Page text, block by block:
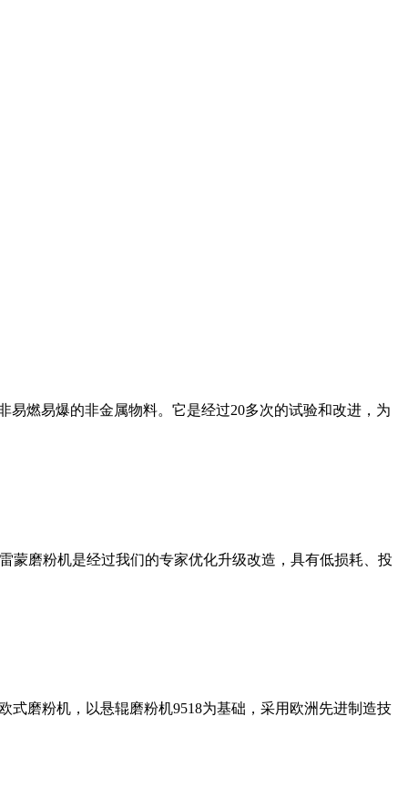
燃易爆的非金属物料。它是经过20多次的试验和改进，为
蒙磨粉机是经过我们的专家优化升级改造，具有低损耗、投
磨粉机，以悬辊磨粉机9518为基础，采用欧洲先进制造技